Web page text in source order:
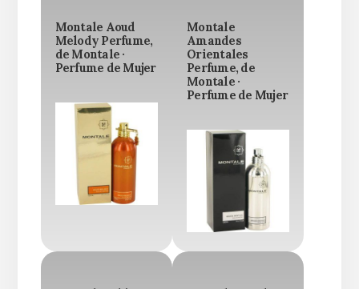
Montale Aoud
Melody Perfume,
de Montale ·
Perfume de Mujer
Montale
Amandes
Orientales
Perfume, de
Montale ·
Perfume de Mujer